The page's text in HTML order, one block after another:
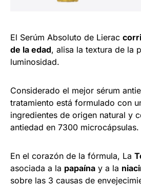
El Serúm Absoluto de Lierac
de la edad, alisa la textura de la
luminosidad.
Considerado el mejor sérum
tratamiento está formulado con
ingredientes de origen natural y
antiedad en 7300 microcápsulas.
En el corazón de la fórmula, La
asociada a la papaína y a la
sobre las 3 causas de